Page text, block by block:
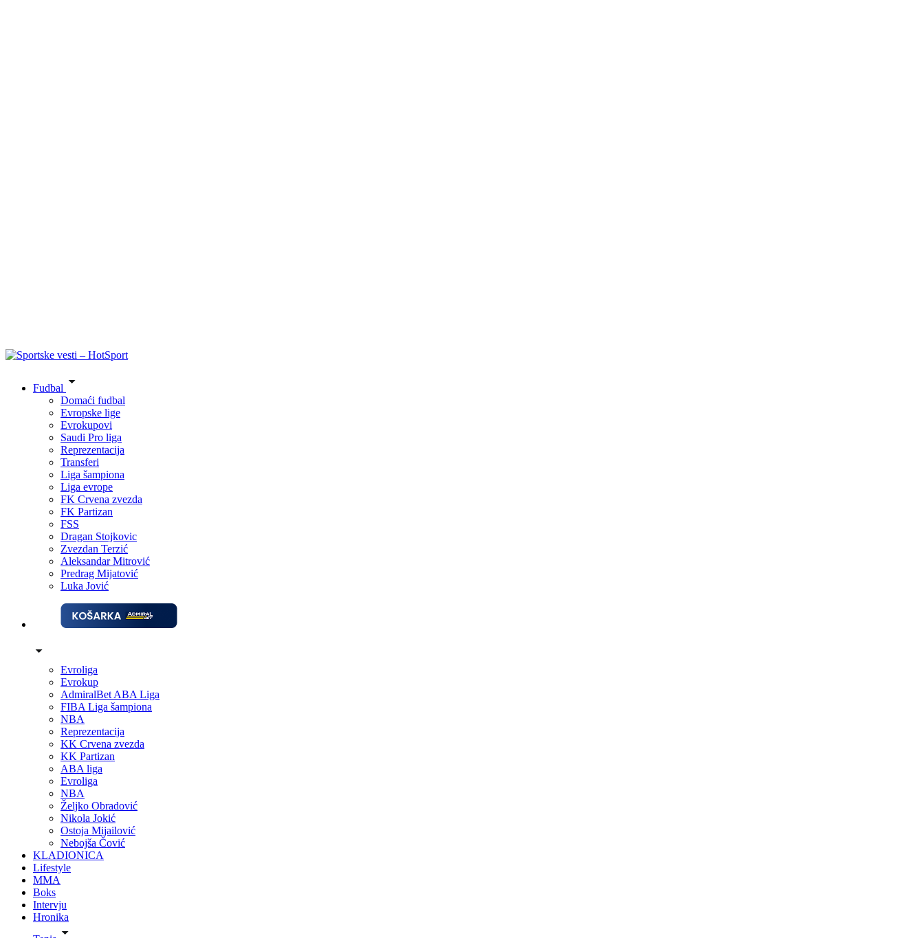
Fudbal
Domaći fudbal
Evropske lige
Evrokupovi
Saudi Pro liga
Reprezentacija
Transferi
Liga šampiona
Liga evrope
FK Crvena zvezda
FK Partizan
FSS
Dragan Stojkovic
Zvezdan Terzić
Aleksandar Mitrović
Predrag Mijatović
Luka Jović
Evroliga
Evrokup
AdmiralBet ABA Liga
FIBA Liga šampiona
NBA
Reprezentacija
KK Crvena zvezda
KK Partizan
ABA liga
Evroliga
NBA
Željko Obradović
Nikola Jokić
Ostoja Mijailović
Nebojša Čović
KLADIONICA
Lifestyle
MMA
Boks
Intervju
Hronika